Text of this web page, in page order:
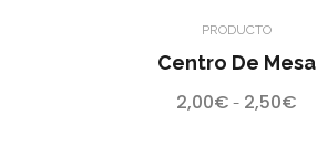
PRODUCTO
Centro De Mesa
2,00€ - 2,50€